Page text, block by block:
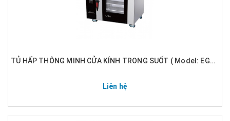
TỦ HẤP THÔNG MINH CỬA KÍNH TRONG SUỐT ( Model: EGA-DRS)
Liên hệ